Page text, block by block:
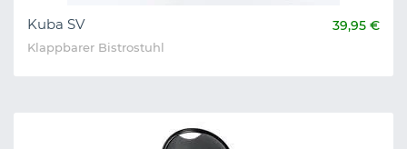
Kuba SV 39,95 €
Klappbarer Bistrostuhl